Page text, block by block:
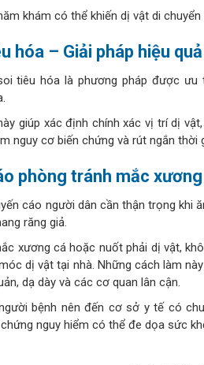
khám có thể khiến dị vật di
hóa – Giải pháp hiệu
tiêu hóa là phương pháp được
giúp xác định chính xác vị trí dị
nguy cơ biến chứng và rút ngắn thời
phòng tránh mắc
cáo người dân cần thận trọng khi
răng giả.
xương cá hoặc nuốt phải dị vật,
dị vật tại nhà. Những cách làm
dạ dày và các cơ quan lân cận.
bệnh nên đến cơ sở y tế có
nguy hiểm có thể đe dọa sức